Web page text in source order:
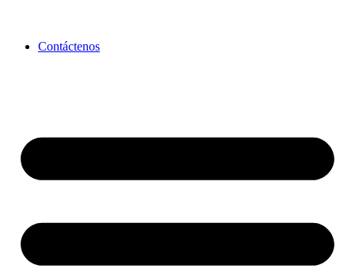
Contáctenos